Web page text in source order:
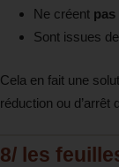
Ne créent pas
Sont issues de
Cela en fait une
réduction ou d’arrêt
8/ les